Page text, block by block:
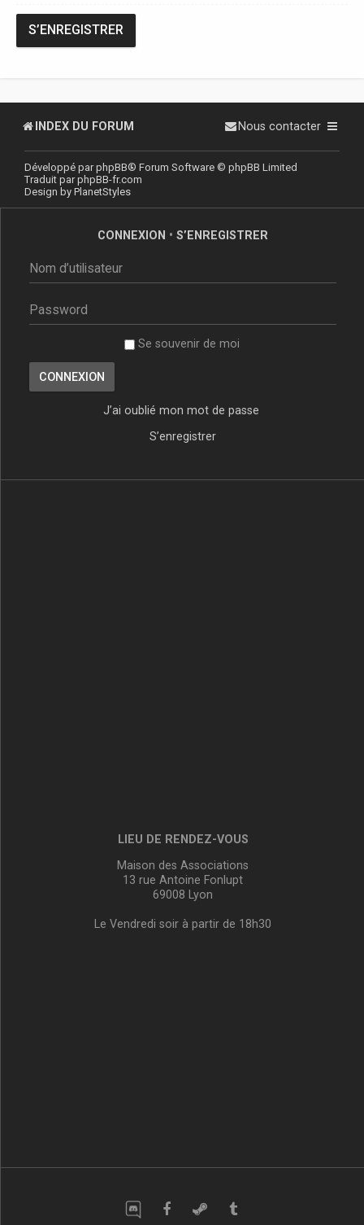
S’ENREGISTRER
INDEX DU FORUM Nous contacter
Développé parphpBB® Forum Software © phpBB Limited
Traduit parphpBB-fr.com
Design by PlanetStyles
CONNEXION • S’ENREGISTRER
Se souvenir de moi
J’ai oublié mon mot de passe
S’enregistrer
LIEU DE RENDEZ-VOUS
Maison des Associations
13 rue Antoine Fonlupt
69008 Lyon
Le Vendredi soir à partir de 18h30